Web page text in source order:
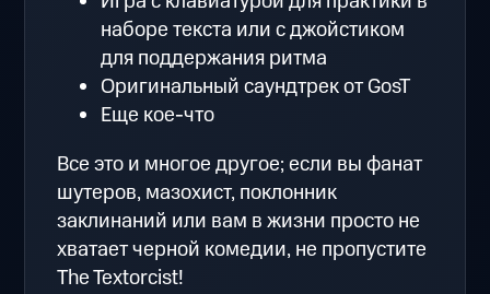
наборе текста или с джойстиком
для поддержания ритма
Оригинальный саундтрек от GosT
Еще кое-что
Все это и многое другое; если вы фанат
шутеров, мазохист, поклонник
заклинаний или вам в жизни просто не
хватает черной комедии, не пропустите
The Textorcist!